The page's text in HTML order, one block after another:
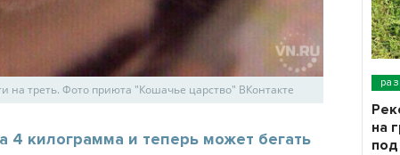
на треть. Фото приюта "Кошачье царство" ВКонтакте
4 килограмма и теперь может бегать
на